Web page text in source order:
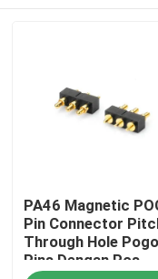
Rumah
Produk
PA46 Magnetic
Pin Connector
Through Hole Pogo
Pins Dengan Pos